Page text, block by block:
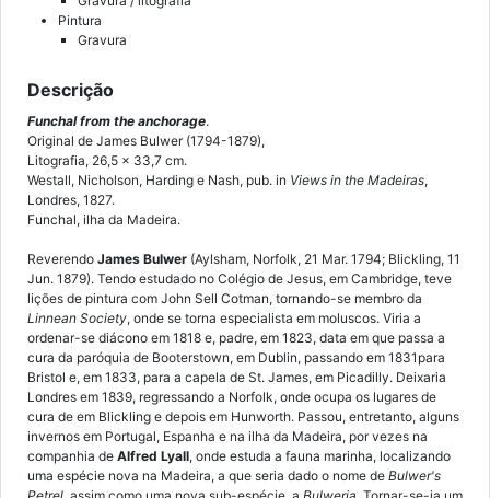
Pintura
Gravura
Descrição
Funchal from the anchorage.
Original de James Bulwer (1794-1879),
Litografia, 26,5 x 33,7 cm.
Westall, Nicholson, Harding e Nash, pub. in Views in the Madeiras,
Londres, 1827.
Funchal, ilha da Madeira.
Reverendo James Bulwer (Aylsham, Norfolk, 21 Mar. 1794; Blickling, 11
Jun. 1879). Tendo estudado no Colégio de Jesus, em Cambridge, teve
lições de pintura com John Sell Cotman, tornando-se membro da
Linnean Society, onde se torna especialista em moluscos. Viria a
ordenar-se diácono em 1818 e, padre, em 1823, data em que passa a
cura da paróquia de Booterstown, em Dublin, passando em 1831para
Bristol e, em 1833, para a capela de St. James, em Picadilly. Deixaria
Londres em 1839, regressando a Norfolk, onde ocupa os lugares de
cura de em Blickling e depois em Hunworth. Passou, entretanto, alguns
invernos em Portugal, Espanha e na ilha da Madeira, por vezes na
companhia de Alfred Lyall, onde estuda a fauna marinha, localizando
uma espécie nova na Madeira, a que seria dado o nome de Bulwer's